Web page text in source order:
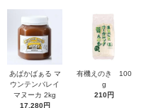
あぱかばぁる マ
ウンテンバレイ
マヌーカ 2kg
17,280円
有機えのき 100
g
210円